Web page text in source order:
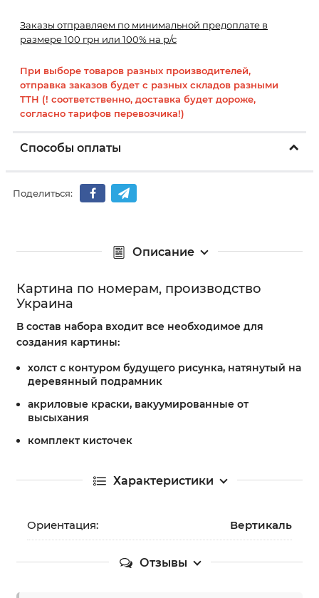
Заказы отправляем по минимальной предоплате в
размере 100 грн или 100% на р/с
При выборе товаров разных производителей,
отправка заказов будет с разных складов разными
ТТН (! соответственно, доставка будет дороже,
согласно тарифов перевозчика!)
Способы оплаты
Поделиться:
Описание
Картина по номерам, производство
Украина
В состав набора входит все необходимое для
создания картины:
холст с контуром будущего рисунка, натянутый на
деревянный подрамник
акриловые краски, вакуумированные от
высыхания
комплект кисточек
Характеристики
Ориентация: Вертикаль
Отзывы